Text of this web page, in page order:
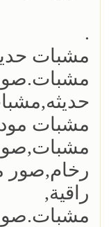
.
مشبات
مشبات
رخام,صور
راقية,